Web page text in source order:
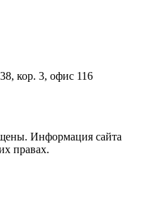
кор. 3, офис 116
Информация сайта
правах.